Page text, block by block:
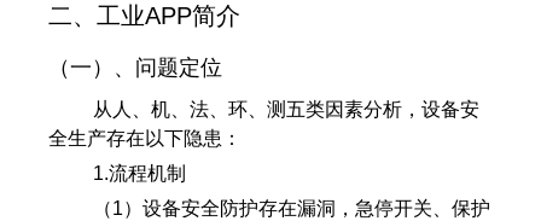
二、工业APP简介
（一）、问题定位
从人、机、法、环、测五类因素分析，设备安
全生产存在以下隐患：
1.流程机制
（1）设备安全防护存在漏洞，急停开关、保护